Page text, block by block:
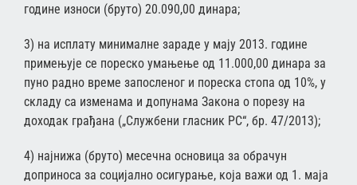
године износи (бруто) 20.090,00 динара;
3) на исплату минималне зараде у мају 2013. године
примењује се пореско умањење од 11.000,00 динара за
пуно радно време запосленог и пореска стопа од 10%, у
складу са изменама и допунама Закона о порезу на
доходак грађана („Службени гласник РС“, бр. 47/2013);
4) најнижа (бруто) месечна основица за обрачун
доприноса за социјално осигурање, која важи од 1. маја